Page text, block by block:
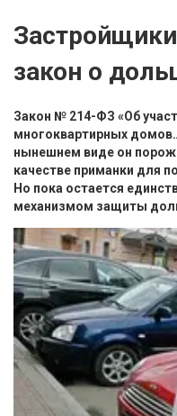
закон о
Закон № 214-ФЗ «Об
многоквартирных
нынешнем виде он
качестве приманки для
Но пока остается
механизмом защиты